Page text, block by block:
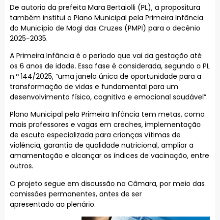
De autoria da prefeita Mara Bertaiolli (PL), a propositura
também institui o Plano Municipal pela Primeira Infância
do Município de Mogi das Cruzes (PMPI) para o decênio
2025-2035.
A Primeira Infância é o período que vai da gestação até
os 6 anos de idade. Essa fase é considerada, segundo o PL
n.º 144/2025, “uma janela única de oportunidade para a
transformação de vidas e fundamental para um
desenvolvimento físico, cognitivo e emocional saudável”.
Plano Municipal pela Primeira Infância tem metas, como
mais professores e vagas em creches, implementação
de escuta especializada para crianças vítimas de
violência, garantia de qualidade nutricional, ampliar a
amamentação e alcançar os índices de vacinação, entre
outros.
O projeto segue em discussão na Câmara, por meio das
comissões permanentes, antes de ser
apresentado ao plenário.